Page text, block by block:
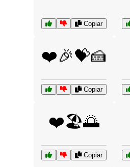
Copiar
❤️🎉💝🍰
Copiar
❤️🏖️🌅
Copiar